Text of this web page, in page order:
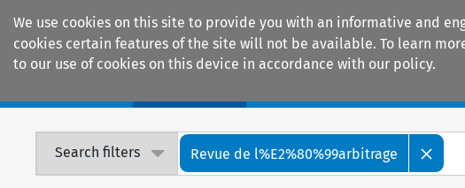
We use cookies on this site to provide you with an informative and
cookies certain features of the site will not be available. To learn
to our use of cookies on this device in accordance with our policy.
Search filters Revue de l%E2%80%99arbitrage